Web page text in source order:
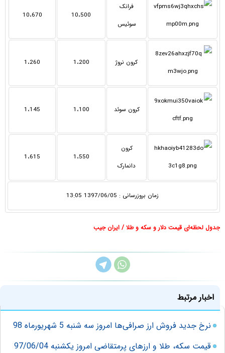
فرانک
سوئیس
10،500 10،670
کرون نروژ 1،200 1،260
کرون سوئد 1،100 1،145
کرون
دانمارک
1،550 1،615
زمان بروزرسانی : 1397/06/05 13:05
جدول لحظه‌ای قیمت دلار و سکه و طلا / ایران جیب
اخبار مرتبط
نرخ جدید فروش ارز صرافی‌ها امروز سه شنبه 5 شهریورماه 98
قیمت سکه، طلا و ارزهای پرمتقاضی امروز یکشنبه 97/06/04